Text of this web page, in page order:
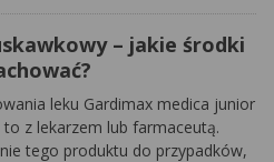
– jakie środki
leku Gardimax medica junior
z lekarzem lub farmaceutą.
tego produktu do przypadków,